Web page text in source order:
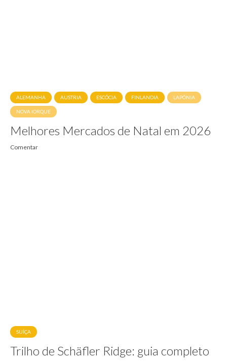
ALEMANHA AUSTRIA ESCÓCIA FINLANDIA LAPÓNIA
NOVA IORQUE
Melhores Mercados de Natal em 2026
Comentar
SUÍÇA
Trilho de Schäfler Ridge: guia completo